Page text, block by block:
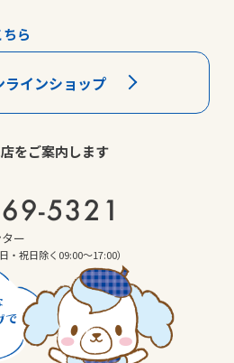
ら
ラインショップ
をご案内します
5321
ー
・祝日除く09:00～17:00）